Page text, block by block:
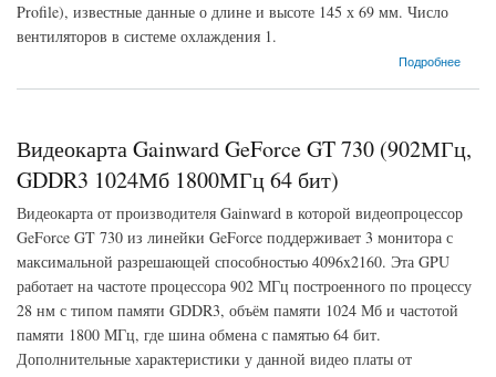
Profile), известные данные о длине и высоте 145 х 69 мм. Число
вентиляторов в системе охлаждения 1.
Подробнее
о Видеокарта Gainward GeForce GT 730 (902МГц, GDDR5 1024Мб 5000МГц 64 бит)
Видеокарта Gainward GeForce GT 730 (902МГц,
GDDR3 1024Мб 1800МГц 64 бит)
Видеокарта от производителя Gainward в которой видеопроцессор
GeForce GT 730 из линейки GeForce поддерживает 3 монитора с
максимальной разрешающей способностью 4096x2160. Эта GPU
работает на частоте процессора 902 МГц построенного по процессу
28 нм с типом памяти GDDR3, объём памяти 1024 Мб и частотой
памяти 1800 МГц, где шина обмена с памятью 64 бит.
Дополнительные характеристики у данной видео платы от